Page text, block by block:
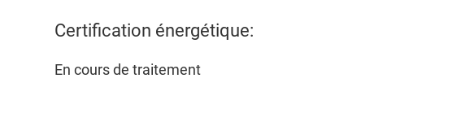
Certification énergétique:
En cours de traitement